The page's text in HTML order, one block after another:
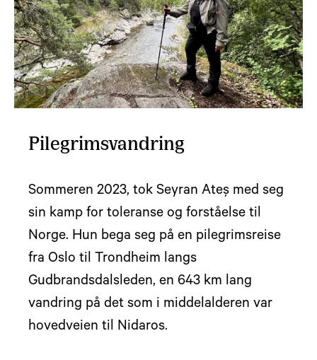
Pilegrimsvandring
Sommeren 2023, tok Seyran Ateş med seg
sin kamp for toleranse og forståelse til
Norge. Hun bega seg på en pilegrimsreise
fra Oslo til Trondheim langs
Gudbrandsdalsleden, en 643 km lang
vandring på det som i middelalderen var
hovedveien til Nidaros.